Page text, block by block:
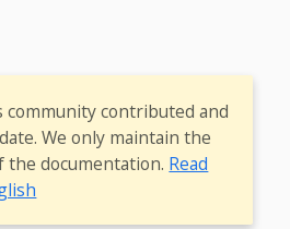
community contributed and
We only maintain the
the documentation. Read